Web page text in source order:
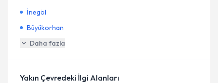
İnegöl
Büyükorhan
Daha fazla
Yakın Çevredeki İlgi Alanları